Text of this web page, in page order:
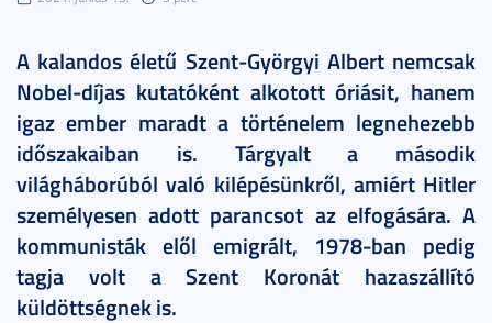
A kalandos életű Szent-Györgyi Albert nemcsak
Nobel-díjas kutatóként alkotott óriásit, hanem
igaz ember maradt a történelem legnehezebb
időszakaiban is. Tárgyalt a második
világháborúból való kilépésünkről, amiért Hitler
személyesen adott parancsot az elfogására. A
kommunisták elől emigrált, 1978-ban pedig
tagja volt a Szent Koronát hazaszállító
küldöttségnek is.